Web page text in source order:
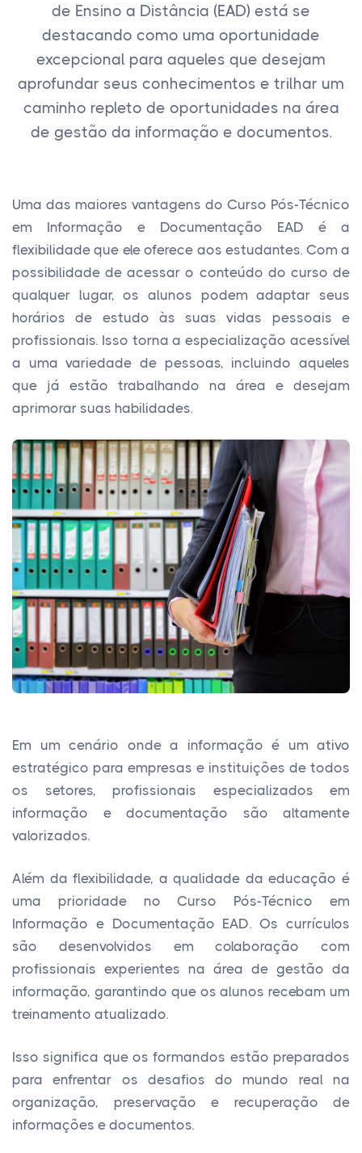
de Ensino a Distância (EAD) está se
destacando como uma oportunidade
excepcional para aqueles que desejam
aprofundar seus conhecimentos e trilhar um
caminho repleto de oportunidades na área
de gestão da informação e documentos.
Uma das maiores vantagens do Curso Pós-Técnico
em Informação e Documentação EAD é a
flexibilidade que ele oferece aos estudantes. Com a
possibilidade de acessar o conteúdo do curso de
qualquer lugar, os alunos podem adaptar seus
horários de estudo às suas vidas pessoais e
profissionais. Isso torna a especialização acessível
a uma variedade de pessoas, incluindo aqueles
que já estão trabalhando na área e desejam
aprimorar suas habilidades.
Em um cenário onde a informação é um ativo
estratégico para empresas e instituições de todos
os setores, profissionais especializados em
informação e documentação são altamente
valorizados.
Além da flexibilidade, a qualidade da educação é
uma prioridade no Curso Pós-Técnico em
Informação e Documentação EAD. Os currículos
são desenvolvidos em colaboração com
profissionais experientes na área de gestão da
informação, garantindo que os alunos recebam um
treinamento atualizado.
Isso significa que os formandos estão preparados
para enfrentar os desafios do mundo real na
organização, preservação e recuperação de
informações e documentos.